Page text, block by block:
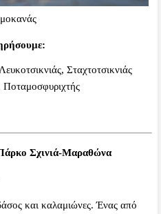
Σταχτοτσικνιάς
Σχινιά-Μαραθώνα
και καλαμιώνες. Ένας από